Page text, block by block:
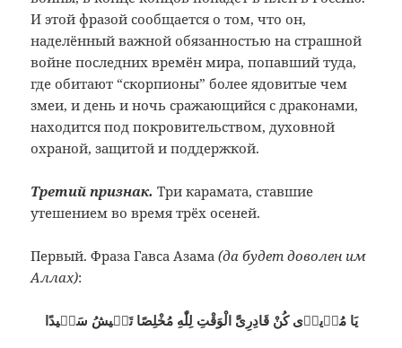
И этой фразой сообщается о том, что он,
наделённый важной обязанностью на страшной
войне последних времён мира, попавший туда,
где обитают “скорпионы” более ядовитые чем
змеи, и день и ночь сражающийся с драконами,
находится под покровительством, духовной
охраной, защитой и поддержкой.
Третий признак.Три карамата, ставшие
утешением во время трёх осеней.
Первый. Фраза Гавса Азама(да будет доволен им
Аллах):
يَا مُرٖيدٖى كُنْ قَادِرِىَّ الْوَقْتِ لِلّٰهِ مُخْلِصًا تَعٖيشُ سَعٖيدًا